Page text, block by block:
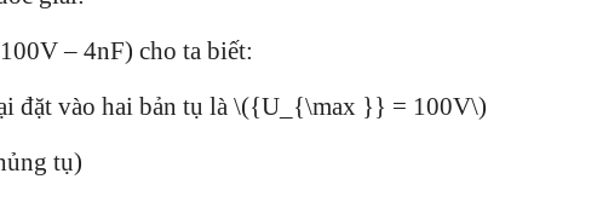
– 4nF) cho ta biết:
đặt vào hai bản tụ là \({U_{\max }} = 100V\)
tụ)